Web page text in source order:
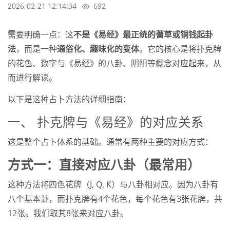
2026-02-21 12:14:34 692
需要明确一点：这不是《易经》最正统的蓍草或铜钱起卦
法，而是一种通俗化、趣味化的变体。它的核心是将扑克牌
的花色、数字与《易经》的八卦、阴阳等概念对应起来，从
而进行解读。
以下是这种占卜方法的详细指南：
一、 扑克牌与《易经》的对应关系
这是整个占卜体系的基础。通常有两种主要的对应方式：
方式一：直接对应八卦（最常用）
这种方法将四色花牌（J, Q, K）与八卦相对应。因为八卦有
八个基本卦，而扑克牌有4个花色，每个花色有3张花牌，共
12张。我们取其8张来对应八卦。